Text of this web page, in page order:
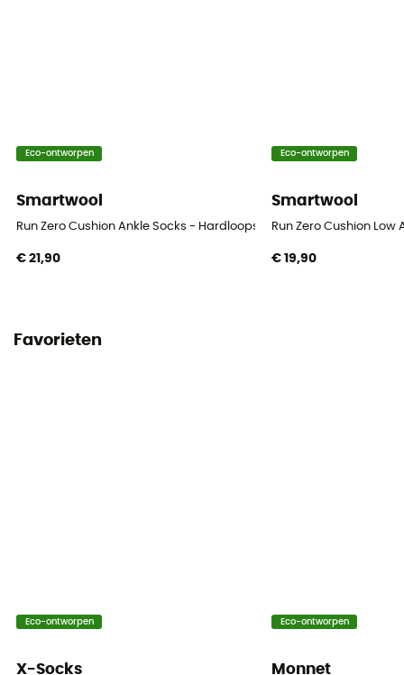
Eco-ontworpen
Smartwool
Run Zero Cushion Ankle Socks - Hardloopsokken - Heren
€ 21,90
Eco-ontworpen
Smartwool
Run Zero Cushion
€ 19,90
Favorieten
Eco-ontworpen
X-Socks
Eco-ontworpen
Monnet